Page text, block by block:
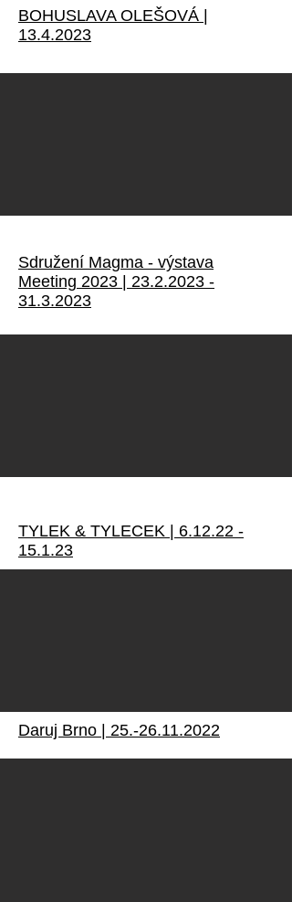
BOHUSLAVA OLEŠOVÁ |
13.4.2023
Sdružení Magma - výstava
Meeting 2023 | 23.2.2023 -
31.3.2023
TYLEK & TYLECEK | 6.12.22 -
15.1.23
Daruj Brno | 25.-26.11.2022